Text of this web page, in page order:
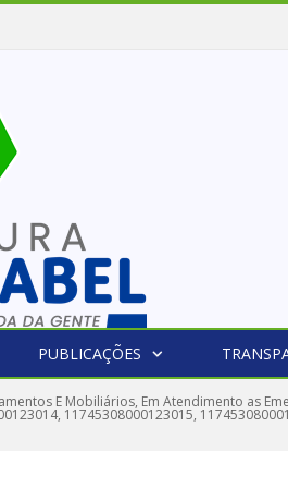
PUBLICAÇÕES
E Mobiliários, Em Atendimento as
11745308000123015,